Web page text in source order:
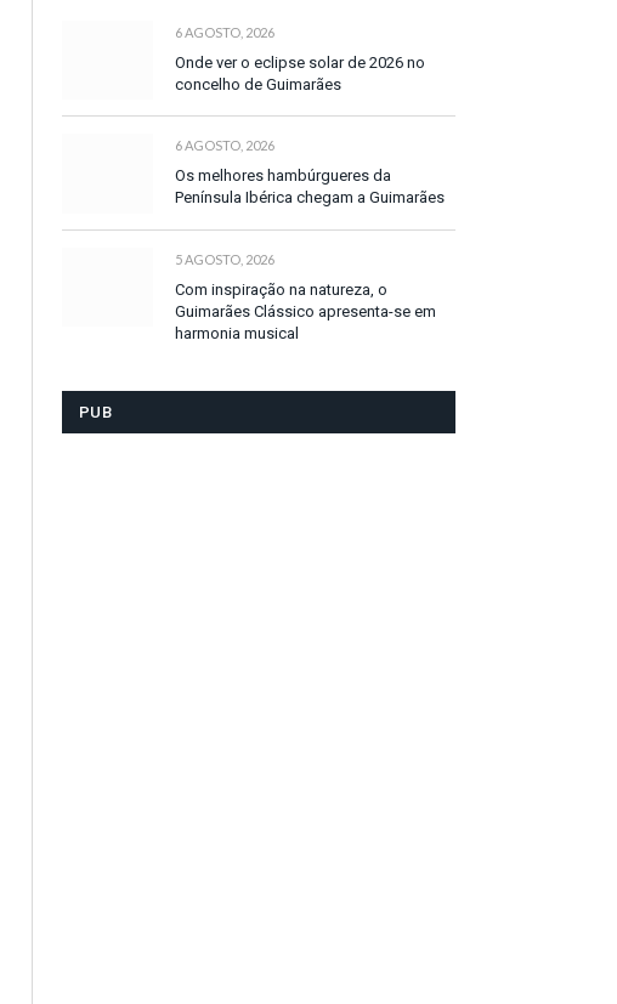
6 AGOSTO, 2026
Onde ver o eclipse solar de 2026 no
concelho de Guimarães
6 AGOSTO, 2026
Os melhores hambúrgueres da
Península Ibérica chegam a Guimarães
5 AGOSTO, 2026
Com inspiração na natureza, o
Guimarães Clássico apresenta-se em
harmonia musical
PUB